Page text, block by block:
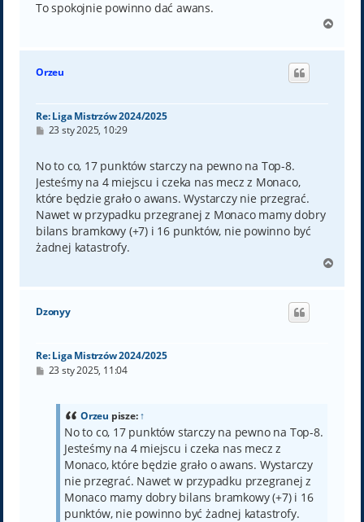
To spokojnie powinno dać awans.
g
Orzeu
Re: Liga Mistrzów 2024/2025
P
t
23 sty 2025, 10:29
No to co, 17 punktów starczy na pewno na Top-8.
Jesteśmy na 4 miejscu i czeka nas mecz z Monaco,
które będzie grało o awans. Wystarczy nie przegrać.
Nawet w przypadku przegranej z Monaco mamy dobry
bilans bramkowy (+7) i 16 punktów, nie powinno być
żadnej katastrofy.
g
Dzonyy
Re: Liga Mistrzów 2024/2025
P23 sty 2025, 11:04
Orzeu pisze:↑
No to co, 17 punktów starczy na pewno na Top-8.
Jesteśmy na 4 miejscu i czeka nas mecz z
Monaco, które będzie grało o awans. Wystarczy
nie przegrać. Nawet w przypadku przegranej z
Monaco mamy dobry bilans bramkowy (+7) i 16
punktów, nie powinno być żadnej katastrofy.